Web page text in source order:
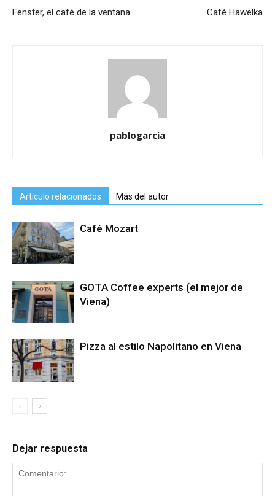
Fenster, el café de la ventana Café Hawelka
pablogarcia
Artículo relacionados Más del autor
Café Mozart
GOTA Coffee experts (el mejor de
Viena)
Pizza al estilo Napolitano en Viena
Dejar respuesta